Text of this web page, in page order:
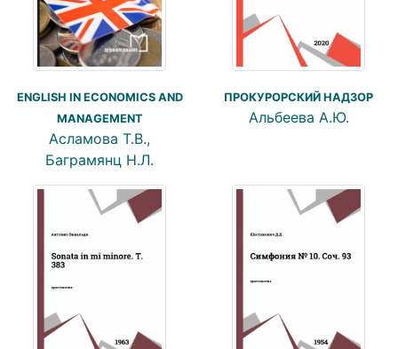
ENGLISH IN ECONOMICS AND
MANAGEMENT
Асламова Т.В.,
Баграмянц Н.Л.
ПРОКУРОРСКИЙ НАДЗОР
Альбеева А.Ю.